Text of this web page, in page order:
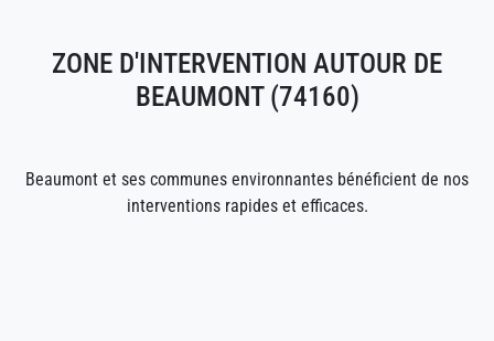
ZONE D'INTERVENTION AUTOUR DE
BEAUMONT (74160)
Beaumont et ses communes environnantes bénéficient de nos
interventions rapides et efficaces.